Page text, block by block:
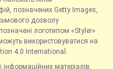
позначених Getty Images,
дозволу
логотипом «Styler»
використовуватися на
4.0 International.
матеріалів,